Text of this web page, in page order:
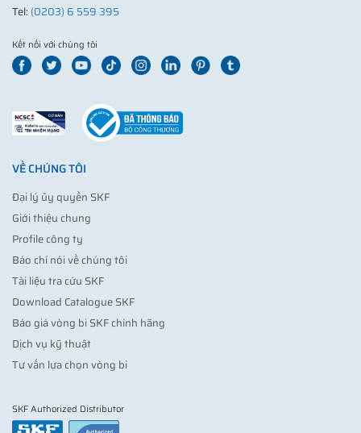
Tel: (0203) 6 559 395
Kết nối với chúng tôi
VỀ CHÚNG TÔI
Đại lý ủy quyền SKF
Giới thiệu chung
Profile công ty
Báo chí nói về chúng tôi
Tài liệu tra cứu SKF
Download Catalogue SKF
Báo giá vòng bi SKF chính hãng
Dịch vụ kỹ thuật
Tư vấn lựa chọn vòng bi
SKF Authorized Distributor